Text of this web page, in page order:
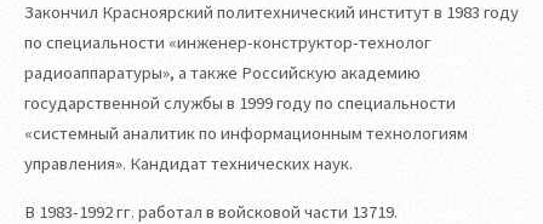
Закончил Красноярский политехнический институт в 1983 году
по специальности «инженер-конструктор-технолог
радиоаппаратуры», а также Российскую академию
государственной службы в 1999 году по специальности
«системный аналитик по информационным технологиям
управления». Кандидат технических наук.
В 1983-1992 гг. работал в войсковой части 13719.